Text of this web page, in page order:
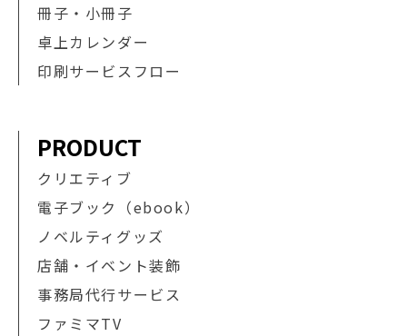
冊子・小冊子
卓上カレンダー
印刷サービスフロー
PRODUCT
クリエティブ
電子ブック（ebook）
ノベルティグッズ
店舗・イベント装飾
事務局代行サービス
ファミマTV